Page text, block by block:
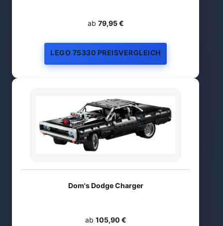
ab 79,95 €
LEGO 75330 PREISVERGLEICH
Dom's Dodge Charger
ab 105,90 €